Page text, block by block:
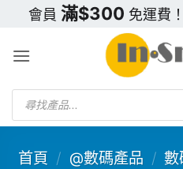
content
會員 滿$300 免運費
Products
search
首頁 / @數碼產品 / 數